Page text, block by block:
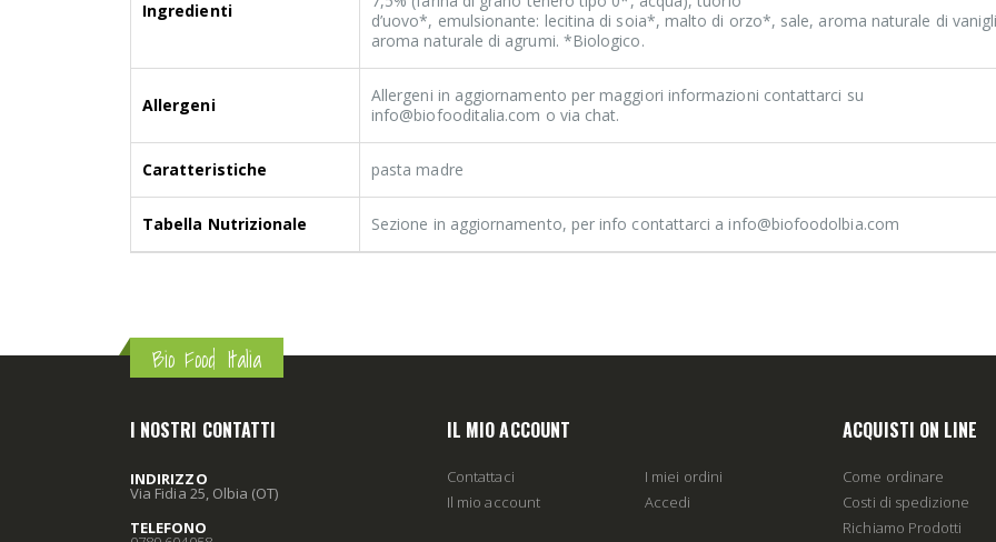
Ingredienti
d’uovo*, emulsionante: lecitina di soia*, malto di orzo*, sale, aroma naturale di
aroma naturale di agrumi. *Biologico.
Allergeni
Allergeni in aggiornamento per maggiori informazioni contattarci su
info@biofooditalia.com o via chat.
Caratteristiche pasta madre
Tabella Nutrizionale Sezione in aggiornamento, per info contattarci a info@biofoodolbia.com
Bio Food Italia
I NOSTRI CONTATTI
INDIRIZZO
Via Fidia 25, Olbia (OT)
TELEFONO
IL MIO ACCOUNT
Contattaci
Il mio account
I miei ordini
Accedi
ACQUISTI ON LINE
Come ordinare
Costi di spedizione
Richiamo Prodotti